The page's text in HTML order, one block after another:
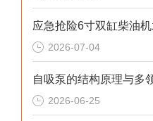
2026-07-04
2026-06-25